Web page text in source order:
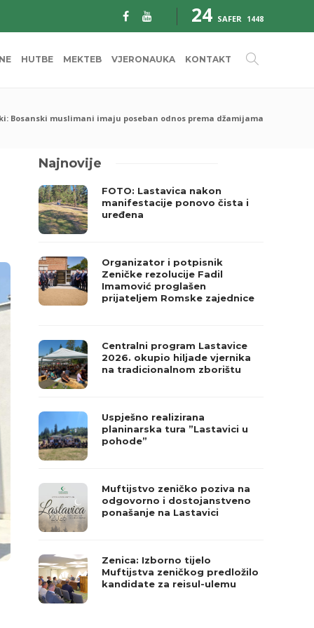
24 SAFER 1448
HUTBE MEKTEB VJERONAUKA KONTAKT
Bosanski muslimani imaju poseban odnos prema džamijama
Najnovije
FOTO: Lastavica nakon
manifestacije ponovo čista i
uređena
Organizator i potpisnik
Zeničke rezolucije Fadil
Imamović proglašen
prijateljem Romske zajednice
Centralni program Lastavice
2026. okupio hiljade vjernika
na tradicionalnom zborištu
Uspješno realizirana
planinarska tura ”Lastavici u
pohode”
Muftijstvo zeničko poziva na
odgovorno i dostojanstveno
ponašanje na Lastavici
Zenica: Izborno tijelo
Muftijstva zeničkog predložilo
kandidate za reisul-ulemu